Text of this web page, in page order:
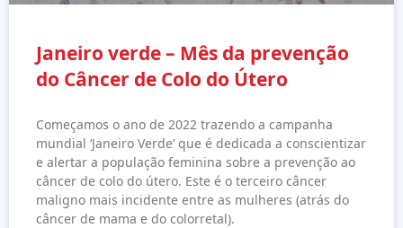
Janeiro verde – Mês da prevenção
do Câncer de Colo do Útero
Começamos o ano de 2022 trazendo a campanha
mundial ‘Janeiro Verde’ que é dedicada a conscientizar
e alertar a população feminina sobre a prevenção ao
câncer de colo do útero. Este é o terceiro câncer
maligno mais incidente entre as mulheres (atrás do
câncer de mama e do colorretal).